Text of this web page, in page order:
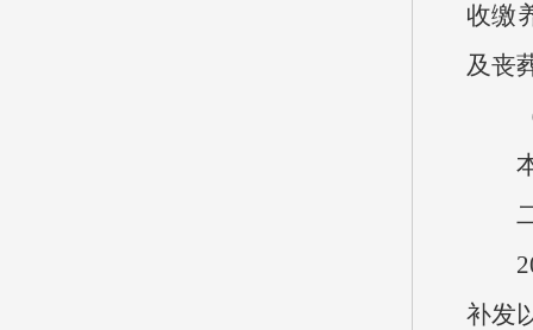
收缴
及丧
（
本
二
补发